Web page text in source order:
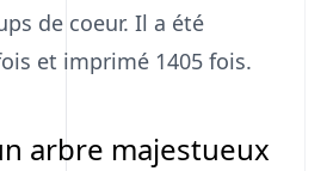
de coeur. Il a été
et imprimé 1405 fois.
arbre majestueux